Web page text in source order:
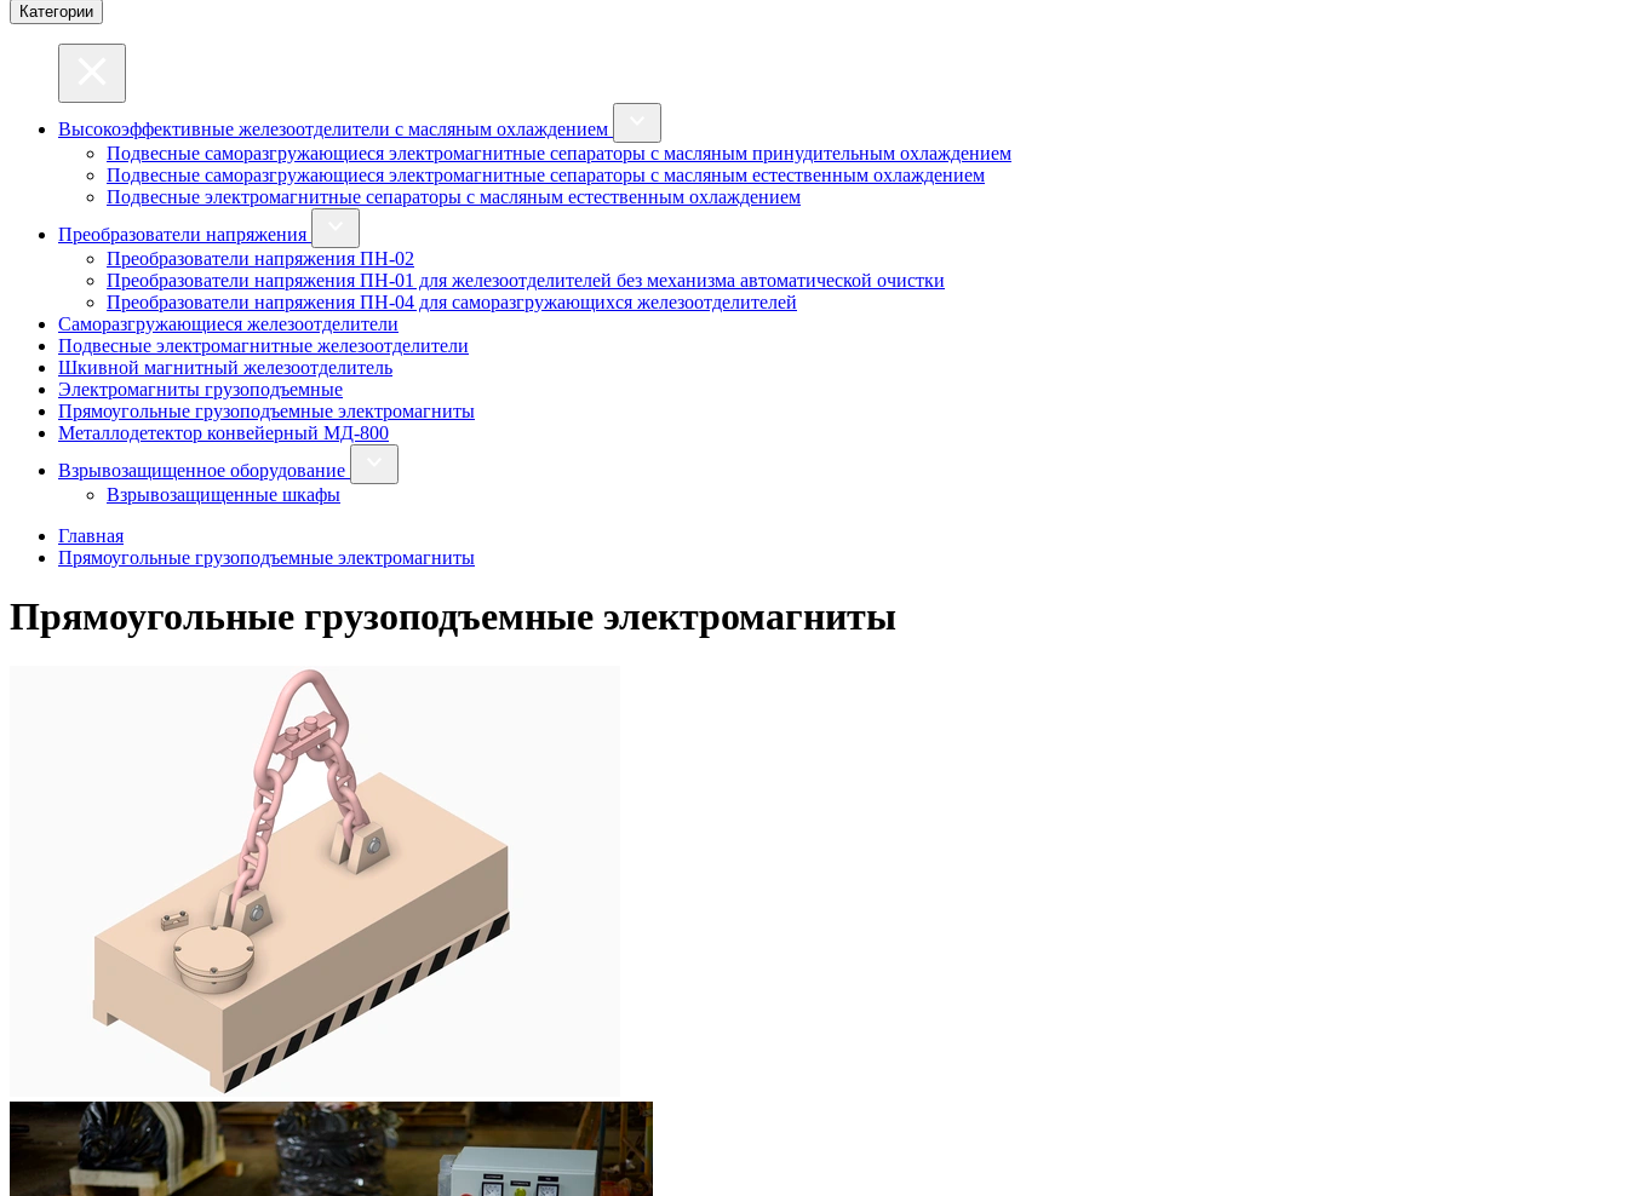
Категории
Высокоэффективные железоотделители с масляным охлаждением
Подвесные саморазгружающиеся электромагнитные сепараторы с масляным принудительным охлаждением
Подвесные саморазгружающиеся электромагнитные сепараторы с масляным естественным охлаждением
Подвесные электромагнитные сепараторы с масляным естественным охлаждением
Преобразователи напряжения
Преобразователи напряжения ПН-02
Преобразователи напряжения ПН-01 для железоотделителей без механизма автоматической очистки
Преобразователи напряжения ПН-04 для саморазгружающихся железоотделителей
Саморазгружающиеся железоотделители
Подвесные электромагнитные железоотделители
Шкивной магнитный железоотделитель
Электромагниты грузоподъемные
Прямоугольные грузоподъемные электромагниты
Металлодетектор конвейерный МД-800
Взрывозащищенное оборудование
Взрывозащищенные шкафы
Главная
Прямоугольные грузоподъемные электромагниты
Прямоугольные грузоподъемные электромагниты